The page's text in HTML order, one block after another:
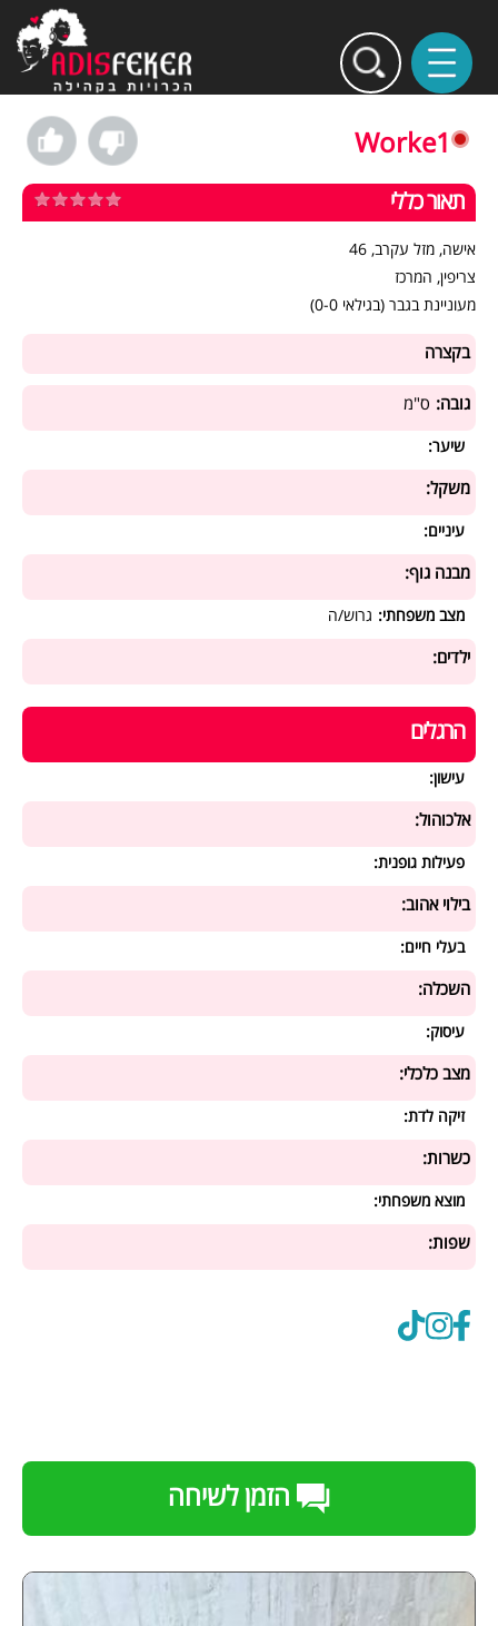
Worke1
תאור כללי
אישה, מזל עקרב, 46
צריפין, המרכז
מעוניינת בגבר (בגילאי 0-0)
בקצרה
גובה: ס"מ
שיער:
משקל:
עיניים:
מבנה גוף:
מצב משפחתי: גרוש/ה
ילדים:
הרגלים
עישון:
אלכוהול:
פעילות גופנית:
בילוי אהוב:
בעלי חיים:
השכלה:
עיסוק:
מצב כלכלי:
זיקה לדת:
כשרות:
מוצא משפחתי:
שפות:
הזמן לשיחה